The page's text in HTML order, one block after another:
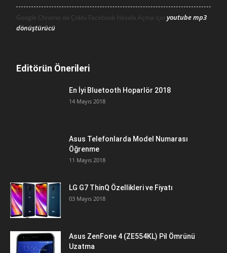
Google Chrome da Çoklu Facebook Hesabı Açma için youtube mp3
dönüştürücü
Editörün Önerileri
En İyi Bluetooth Hoparlör 2018
14 Mayıs 2018
Asus Telefonlarda Model Numarası
Öğrenme
11 Mayıs 2018
LG G7 ThinQ Özellikleri ve Fiyatı
03 Mayıs 2018
Asus ZenFone 4 (ZE554KL) Pil Ömrünü
Uzatma